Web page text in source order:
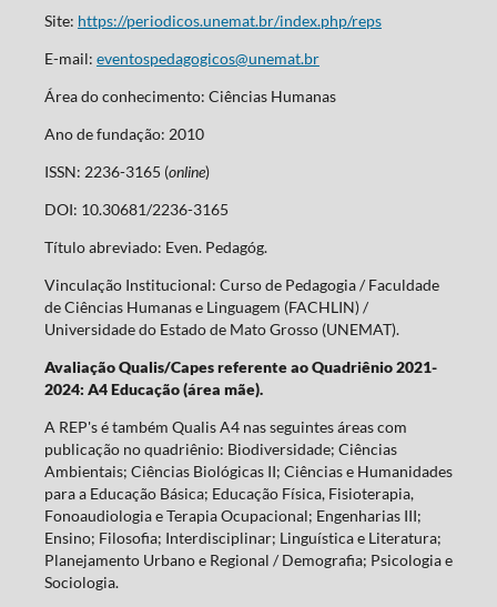
Site: https://periodicos.unemat.br/index.php/reps
E-mail: eventospedagogicos@unemat.br
Área do conhecimento: Ciências Humanas
Ano de fundação: 2010
ISSN: 2236-3165 (online)
DOI: 10.30681/2236-3165
Título abreviado: Even. Pedagóg.
Vinculação Institucional: Curso de Pedagogia / Faculdade
de Ciências Humanas e Linguagem (FACHLIN) /
Universidade do Estado de Mato Grosso (UNEMAT).
Avaliação Qualis/Capes referente ao Quadriênio 2021-
2024: A4 Educação (área mãe).
A REP's é também Qualis A4 nas seguintes áreas com
publicação no quadriênio: Biodiversidade; Ciências
Ambientais; Ciências Biológicas II; Ciências e Humanidades
para a Educação Básica; Educação Física, Fisioterapia,
Fonoaudiologia e Terapia Ocupacional; Engenharias III;
Ensino; Filosofia; Interdisciplinar; Linguística e Literatura;
Planejamento Urbano e Regional / Demografia; Psicologia e
Sociologia.